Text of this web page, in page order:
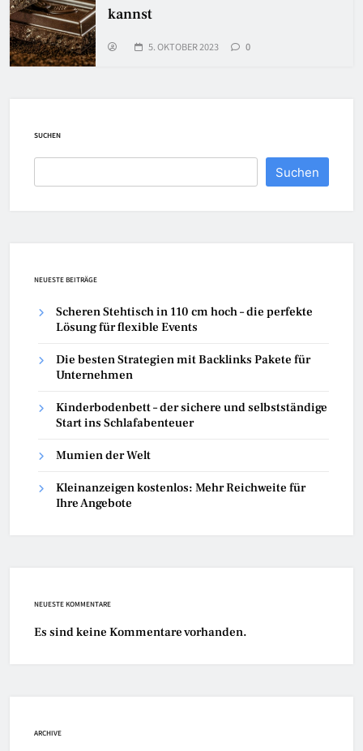
kannst
5. OKTOBER 2023 0
SUCHEN
Suchen
NEUESTE BEITRÄGE
Scheren Stehtisch in 110 cm hoch – die perfekte
Lösung für flexible Events
Die besten Strategien mit Backlinks Pakete für
Unternehmen
Kinderbodenbett – der sichere und selbstständige
Start ins Schlafabenteuer
Mumien der Welt
Kleinanzeigen kostenlos: Mehr Reichweite für
Ihre Angebote
NEUESTE KOMMENTARE
Es sind keine Kommentare vorhanden.
ARCHIVE